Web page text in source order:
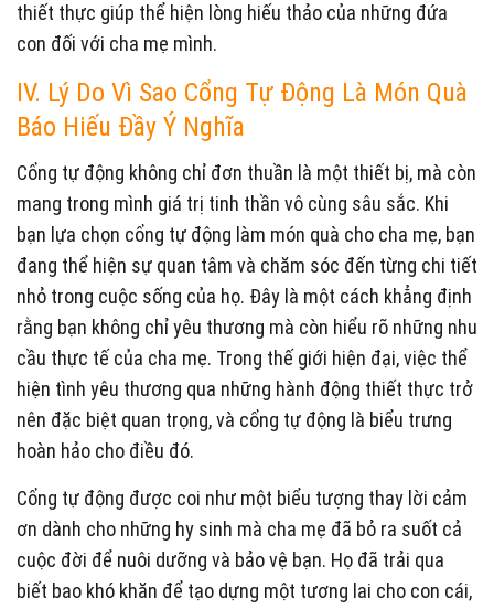
thiết thực giúp thể hiện lòng hiếu thảo của những đứa
con đối với cha mẹ mình.
IV. Lý Do Vì Sao Cổng Tự Động Là Món Quà
Báo Hiếu Đầy Ý Nghĩa
Cổng tự động không chỉ đơn thuần là một thiết bị, mà còn
mang trong mình giá trị tinh thần vô cùng sâu sắc. Khi
bạn lựa chọn cổng tự động làm món quà cho cha mẹ, bạn
đang thể hiện sự quan tâm và chăm sóc đến từng chi tiết
nhỏ trong cuộc sống của họ. Đây là một cách khẳng định
rằng bạn không chỉ yêu thương mà còn hiểu rõ những nhu
cầu thực tế của cha mẹ. Trong thế giới hiện đại, việc thể
hiện tình yêu thương qua những hành động thiết thực trở
nên đặc biệt quan trọng, và cổng tự động là biểu trưng
hoàn hảo cho điều đó.
Cổng tự động được coi như một biểu tượng thay lời cảm
ơn dành cho những hy sinh mà cha mẹ đã bỏ ra suốt cả
cuộc đời để nuôi dưỡng và bảo vệ bạn. Họ đã trải qua
biết bao khó khăn để tạo dựng một tương lai cho con cái,